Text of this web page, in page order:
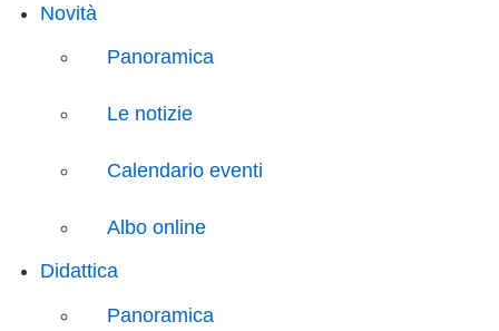
Novità
Panoramica
Le notizie
Calendario eventi
Albo online
Didattica
Panoramica